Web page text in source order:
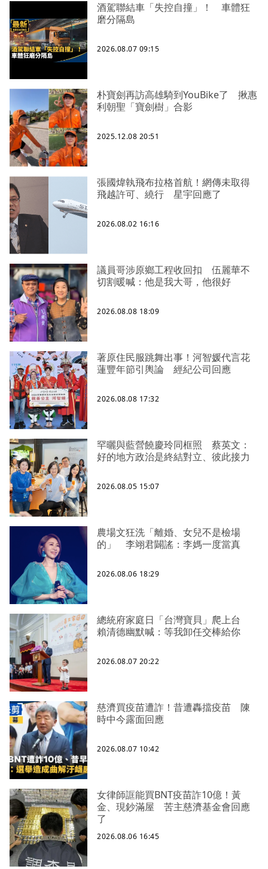
酒駕聯結車「失控自撞」！ 車體狂
磨分隔島
2026.08.07 09:15
朴寶劍再訪高雄騎到YouBike了 揪惠
利朝聖「寶劍樹」合影
2025.12.08 20:51
張國煒執飛布拉格首航！網傳未取得
飛越許可、繞行 星宇回應了
2026.08.02 16:16
議員哥涉原鄉工程收回扣 伍麗華不
切割暖喊：他是我大哥，他很好
2026.08.08 18:09
著原住民服跳舞出事！河智媛代言花
蓮豐年節引輿論 經紀公司回應
2026.08.08 17:32
罕曬與藍營饒慶玲同框照 蔡英文：
好的地方政治是終結對立、彼此接力
2026.08.05 15:07
農場文狂洗「離婚、女兒不是檢場
的」 李翊君闢謠：李媽一度當真
2026.08.06 18:29
總統府家庭日「台灣寶貝」爬上台
賴清德幽默喊：等我卸任交棒給你
2026.08.07 20:22
慈濟買疫苗遭詐！昔遭轟擋疫苗 陳
時中今露面回應
2026.08.07 10:42
女律師誆能買BNT疫苗詐10億！黃
金、現鈔滿屋 苦主慈濟基金會回應
了
2026.08.06 16:45